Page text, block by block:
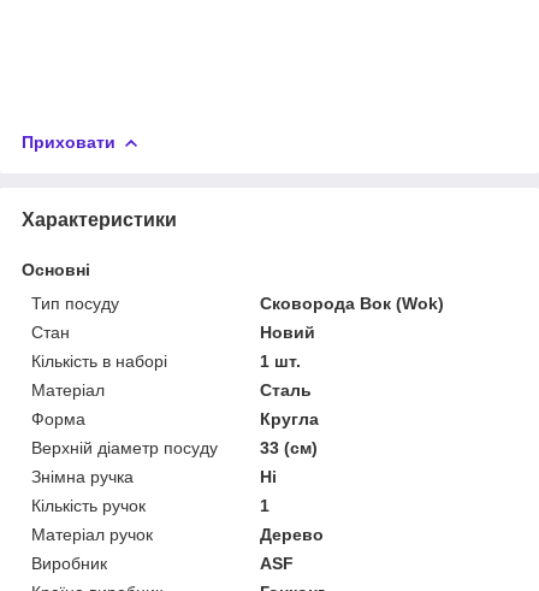
Приховати
Характеристики
Основні
Тип посуду
Сковорода Вок (Wok)
Стан
Новий
Кількість в наборі
1 шт.
Матеріал
Сталь
Форма
Кругла
Верхній діаметр посуду
33 (см)
Знімна ручка
Ні
Кількість ручок
1
Матеріал ручок
Дерево
Виробник
ASF